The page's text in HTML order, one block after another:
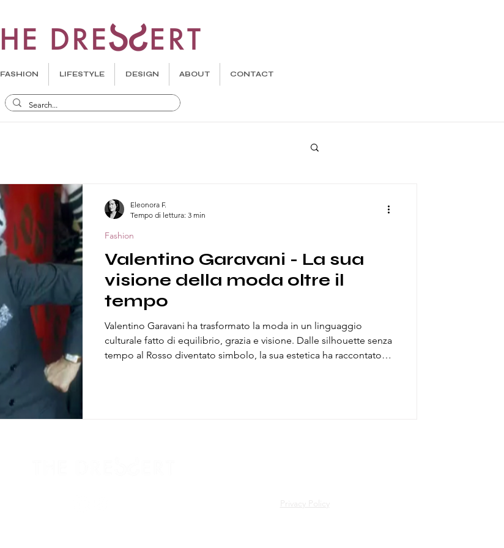
FASHION LIFESTYLE DESIGN ABOUT CONTACT
Valentino Garavani - La sua
visione della moda oltre il
tempo
Valentino Garavani ha trasformato la moda in un linguaggio
culturale fatto di equilibrio, grazia e visione. Dalle silhouette senza
tempo al Rosso diventato simbolo, la sua estetica ha raccontato
Fashion
Eleonora F.
Tempo di lettura: 3 min
Privacy Policy